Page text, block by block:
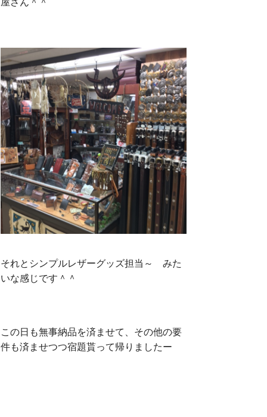
それとシンプルレザーグッズ担当～ みた
いな感じです＾＾
この日も無事納品を済ませて、その他の要
件も済ませつつ宿題貰って帰りましたー